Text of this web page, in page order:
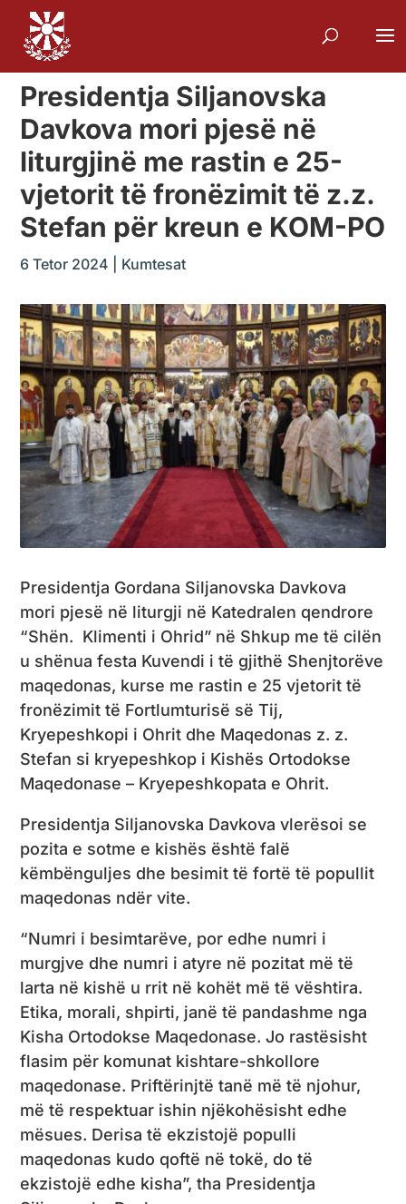
Presidentja Siljanovska
Davkova mori pjesë në
liturgjinë me rastin e 25-
vjetorit të fronëzimit të z.z.
Stefan për kreun e KOM-PO
6 Tetor 2024 Kumtesat
Presidentja Gordana Siljanovska Davkova
mori pjesë në liturgji në Katedralen qendrore
“Shën. Klimenti i Ohrid” në Shkup me të cilën
u shënua festa Kuvendi i të gjithë Shenjtorëve
maqedonas, kurse me rastin e 25 vjetorit të
fronëzimit të Fortlumturisë së Tij,
Kryepeshkopi i Ohrit dhe Maqedonas z. z.
Stefan si kryepeshkop i Kishës Ortodokse
Maqedonase – Kryepeshkopata e Ohrit.
Presidentja Siljanovska Davkova vlerësoi se
pozita e sotme e kishës është falë
këmbënguljes dhe besimit të fortë të popullit
maqedonas ndër vite.
“Numri i besimtarëve, por edhe numri i
murgjve dhe numri i atyre në pozitat më të
larta në kishë u rrit në kohët më të vështira.
Etika, morali, shpirti, janë të pandashme nga
Kisha Ortodokse Maqedonase. Jo rastësisht
flasim për komunat kishtare-shkollore
maqedonase. Priftërinjtë tanë më të njohur,
më të respektuar ishin njëkohësisht edhe
mësues. Derisa të ekzistojë populli
maqedonas kudo qoftë në tokë, do të
ekzistojë edhe kisha”, tha Presidentja